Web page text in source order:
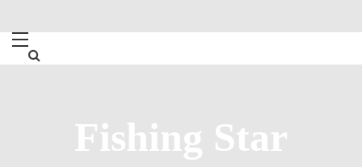
Fishing Star